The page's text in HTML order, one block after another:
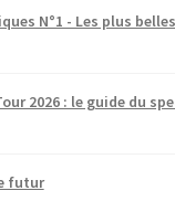
N°1 - Les plus
2026 : le guide du
futur